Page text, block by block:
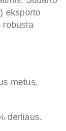
eksporto
robusta
metus,
derliaus.